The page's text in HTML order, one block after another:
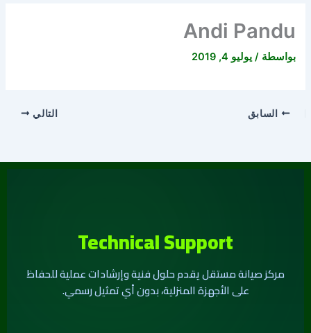
Andi Pandu
بواسطة /يوليو 4, 2019
السابق التالي
Technical Support
مركز صيانة مستقل يقدم حلول فنية وإرشادات عملية للحفاظ
على الأجهزة المنزلية، بدون أي تمثيل رسمي.